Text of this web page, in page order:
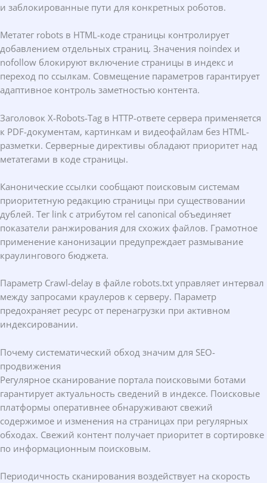
и заблокированные пути для конкретных роботов.
Метатег robots в HTML-коде страницы контролирует
добавлением отдельных страниц. Значения noindex и
nofollow блокируют включение страницы в индекс и
переход по ссылкам. Совмещение параметров гарантирует
адаптивное контроль заметностью контента.
Заголовок X-Robots-Tag в HTTP-ответе сервера применяется
к PDF-документам, картинкам и видеофайлам без HTML-
разметки. Серверные директивы обладают приоритет над
метатегами в коде страницы.
Канонические ссылки сообщают поисковым системам
приоритетную редакцию страницы при существовании
дублей. Тег link с атрибутом rel canonical объединяет
показатели ранжирования для схожих файлов. Грамотное
применение канонизации предупреждает размывание
краулингового бюджета.
Параметр Crawl-delay в файле robots.txt управляет интервал
между запросами краулеров к серверу. Параметр
предохраняет ресурс от перенагрузки при активном
индексировании.
Почему систематический обход значим для SEO-
продвижения
Регулярное сканирование портала поисковыми ботами
гарантирует актуальность сведений в индексе. Поисковые
платформы оперативнее обнаруживают свежий
содержимое и изменения на страницах при регулярных
обходах. Свежий контент получает приоритет в сортировке
по информационным поисковым.
Периодичность сканирования воздействует на скорость